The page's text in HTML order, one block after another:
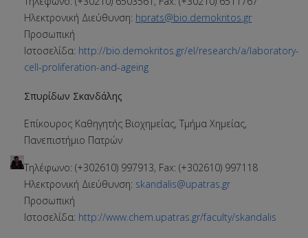
Ηλεκτρονική Διεύθυνση: hprats@bio.demokritos.gr
Προσωπική
Ιστοσελίδα: http://bio.demokritos.gr/el/research/a/laboratory-
cell-proliferation-and-ageing
Σπυρίδων Σκανδάλης
Επίκουρος Καθηγητής Βιοχημείας, Τμήμα Χημείας,
Πανεπιστήμιο Πατρών
Τηλέφωνο: (+302610) 997913, Fax: (+302610) 997118
Ηλεκτρονική Διεύθυνση: skandalis@upatras.gr
Προσωπική
Ιστοσελίδα: http://www.chem.upatras.gr/faculty/skandalis